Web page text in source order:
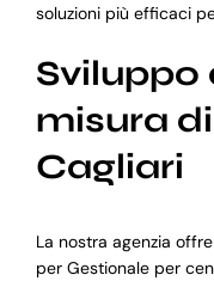
soluzioni più efficaci
Sviluppo
misura
Cagliari
La nostra agenzia
per Gestionale per